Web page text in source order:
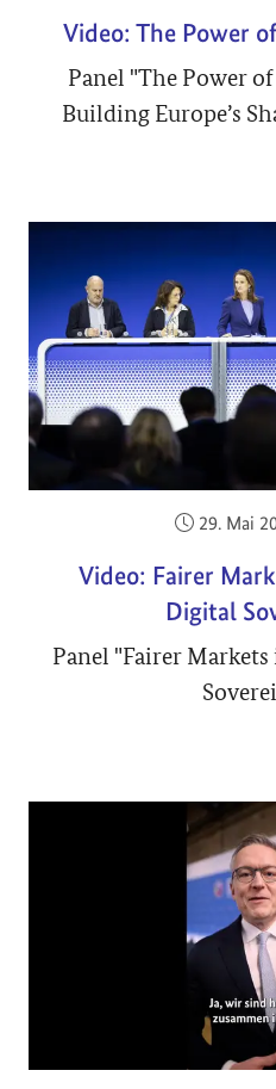
Video: The Power
Panel "The Power
Building Europe’s
29. Mai
Video: Fairer
Digital
Panel "Fairer